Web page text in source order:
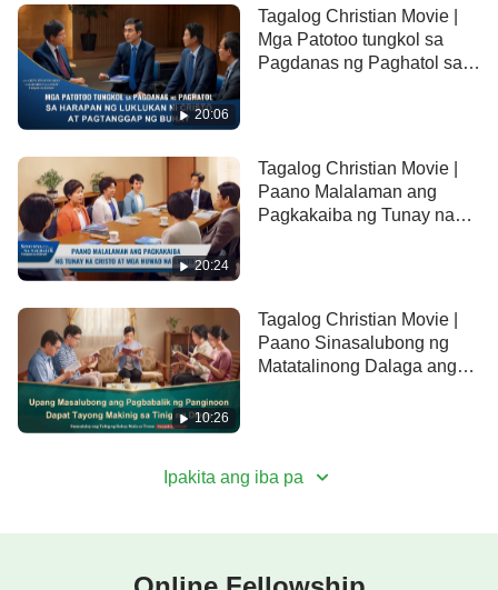
20:06
Tagalog Christian Movie |
Mga Patotoo tungkol sa
Pagdanas ng Paghatol sa
20:24
Tagalog Christian Movie |
Paano Malalaman ang
Pagkakaiba ng Tunay na
10:26
Tagalog Christian Movie |
Paano Sinasalubong ng
Matatalinong Dalaga ang
Ipakita ang iba pa